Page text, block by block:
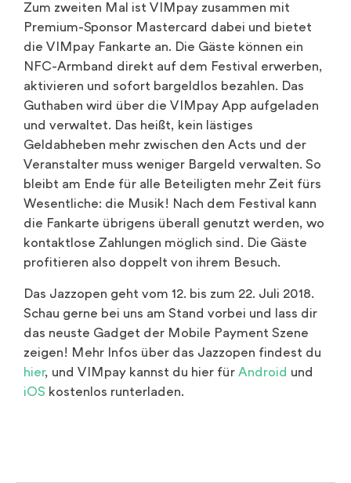
Zum zweiten Mal ist VIMpay zusammen mit
Premium-Sponsor Mastercard dabei und bietet
die VIMpay Fankarte an. Die Gäste können ein
NFC-Armband direkt auf dem Festival erwerben,
aktivieren und sofort bargeldlos bezahlen. Das
Guthaben wird über die VIMpay App aufgeladen
und verwaltet. Das heißt, kein lästiges
Geldabheben mehr zwischen den Acts und der
Veranstalter muss weniger Bargeld verwalten. So
bleibt am Ende für alle Beteiligten mehr Zeit fürs
Wesentliche: die Musik! Nach dem Festival kann
die Fankarte übrigens überall genutzt werden, wo
kontaktlose Zahlungen möglich sind. Die Gäste
profitieren also doppelt von ihrem Besuch.
Das Jazzopen geht vom 12. bis zum 22. Juli 2018.
Schau gerne bei uns am Stand vorbei und lass dir
das neuste Gadget der Mobile Payment Szene
zeigen! Mehr Infos über das Jazzopen findest du
hier, und VIMpay kannst du hier für Android und
iOS kostenlos runterladen.